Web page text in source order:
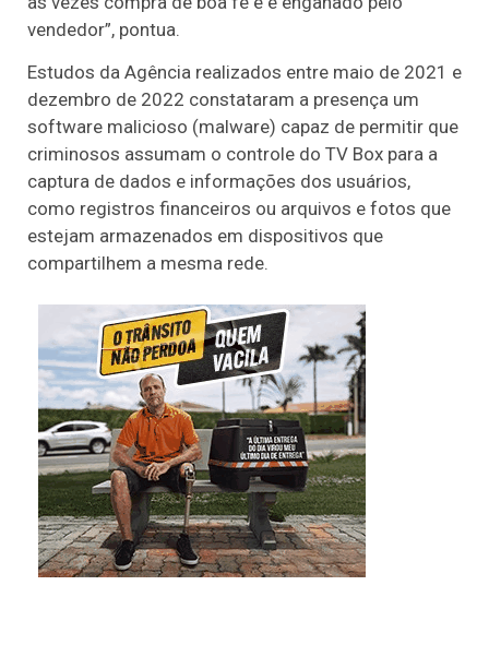
vendedor”, pontua.
Estudos da Agência realizados entre maio de 2021 e
dezembro de 2022 constataram a presença um
software malicioso (malware) capaz de permitir que
criminosos assumam o controle do TV Box para a
captura de dados e informações dos usuários,
como registros financeiros ou arquivos e fotos que
estejam armazenados em dispositivos que
compartilhem a mesma rede.